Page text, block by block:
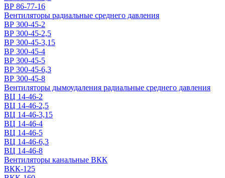
ВР 86-77-16
Вентиляторы радиальные среднего давления
ВР 300-45-2
ВР 300-45-2,5
ВР 300-45-3,15
ВР 300-45-4
ВР 300-45-5
ВР 300-45-6,3
ВР 300-45-8
Вентиляторы дымоудаления радиальные среднего давления
ВЦ 14-46-2
ВЦ 14-46-2,5
ВЦ 14-46-3,15
ВЦ 14-46-4
ВЦ 14-46-5
ВЦ 14-46-6,3
ВЦ 14-46-8
Вентиляторы канальные ВКК
ВКК-125